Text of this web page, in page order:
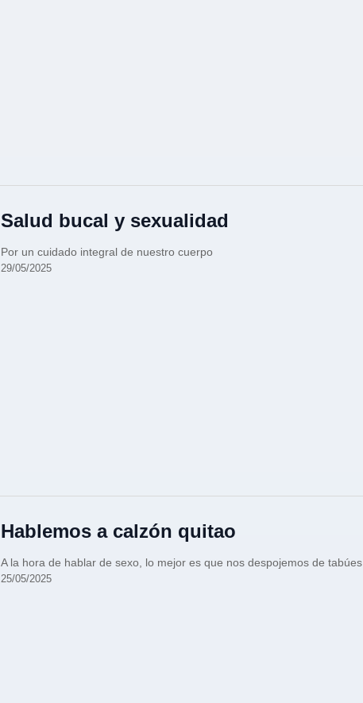
Salud bucal y sexualidad
Por un cuidado integral de nuestro cuerpo
29/05/2025
Hablemos a calzón quitao
A la hora de hablar de sexo, lo mejor es que nos despojemos de tabúes
25/05/2025